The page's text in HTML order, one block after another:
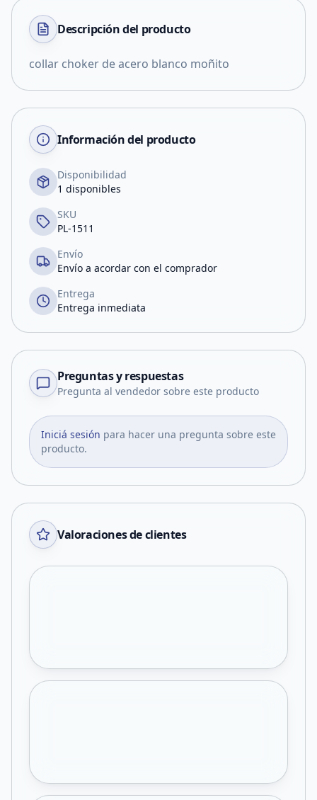
Descripción del producto
collar choker de acero blanco moñito
Información del producto
Disponibilidad
1 disponibles
SKU
PL-1511
Envío
Envío a acordar con el comprador
Entrega
Entrega inmediata
Preguntas y respuestas
Pregunta al vendedor sobre este producto
Iniciá sesión para hacer una pregunta sobre este
producto.
Valoraciones de clientes